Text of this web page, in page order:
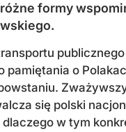
formy
pamiętania o
się polski
w tym